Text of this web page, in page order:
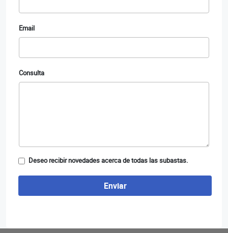
Email
Consulta
Deseo recibir novedades acerca de todas las subastas.
Enviar